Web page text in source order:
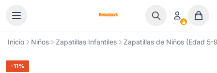
Inicio Niños Zapatillas Infantiles Zapatillas de Niños (Edad
-11%